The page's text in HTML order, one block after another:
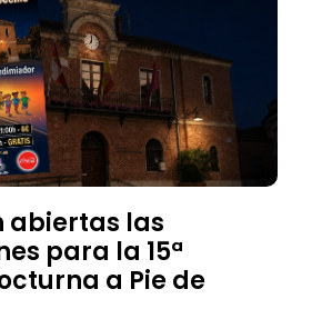
abiertas las
para la 15ª
a Pie de